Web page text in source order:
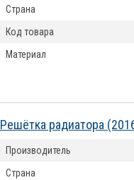
Страна
Код товара
Материал
Решётка радиатора
Производитель
Страна